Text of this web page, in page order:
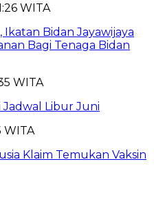
WITA
Ikatan Bidan Jayawijaya
Bagi Tenaga Bidan
WITA
Jadwal Libur Juni
WITA
Klaim Temukan Vaksin